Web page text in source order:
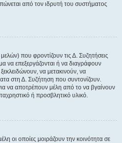
από τον ιδρυτή του συστήματος
που φροντίζουν τις Δ. Συζητήσεις
να επεξεργάζονται ή να διαγράφουν
να μετακινούν, να
στη Δ. Συζήτηση που συντονίζουν.
να αποτρέπουν μέλη από το να βγαίνουν
ή προσβλητικό υλικό.
οι οποίες μοιράζουν την κοινότητα σε